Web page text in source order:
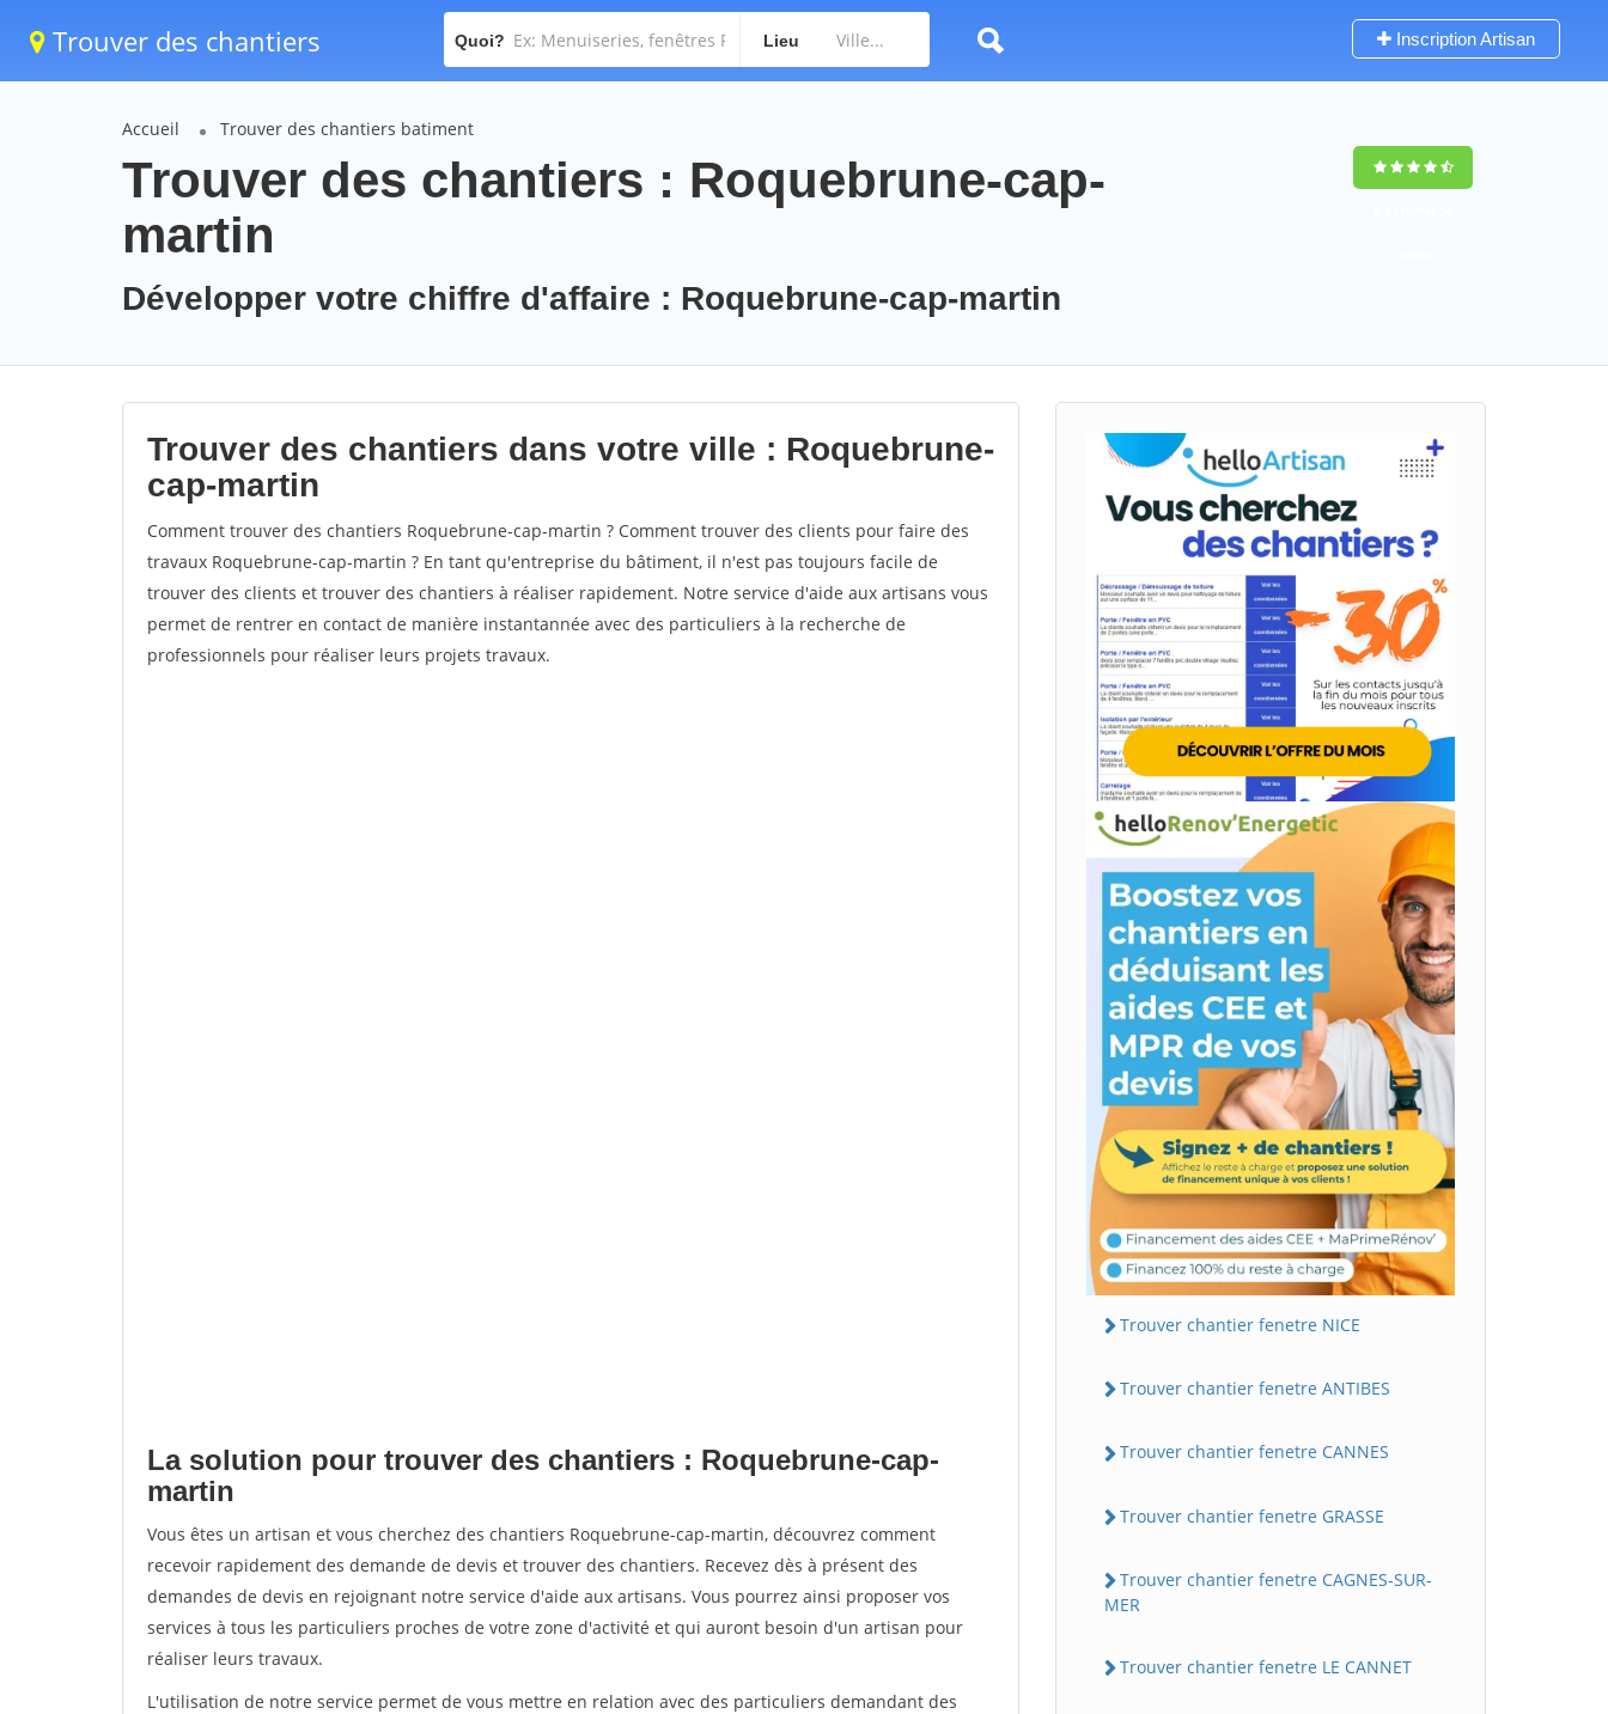
Trouver des chantiers Quoi? Lieu Inscription Artisan
Accueil Trouver des chantiers batiment
Trouver des chantiers : Roquebrune-cap-
martin
Développer votre chiffre d'affaire : Roquebrune-cap-martin
Trouver des chantiers dans votre ville : Roquebrune-
cap-martin
Comment trouver des chantiers Roquebrune-cap-martin ? Comment trouver des clients pour faire des
travaux Roquebrune-cap-martin ? En tant qu'entreprise du bâtiment, il n'est pas toujours facile de
trouver des clients et trouver des chantiers à réaliser rapidement. Notre service d'aide aux artisans vous
permet de rentrer en contact de manière instantannée avec des particuliers à la recherche de
professionnels pour réaliser leurs projets travaux.
La solution pour trouver des chantiers : Roquebrune-cap-
martin
Vous êtes un artisan et vous cherchez des chantiers Roquebrune-cap-martin, découvrez comment
recevoir rapidement des demande de devis et trouver des chantiers. Recevez dès à présent des
demandes de devis en rejoignant notre service d'aide aux artisans. Vous pourrez ainsi proposer vos
services à tous les particuliers proches de votre zone d'activité et qui auront besoin d'un artisan pour
réaliser leurs travaux.
L'utilisation de notre service permet de vous mettre en relation avec des particuliers demandant des
Trouver chantier fenetre NICE
Trouver chantier fenetre ANTIBES
Trouver chantier fenetre CANNES
Trouver chantier fenetre GRASSE
Trouver chantier fenetre CAGNES-SUR-
MER
Trouver chantier fenetre LE CANNET